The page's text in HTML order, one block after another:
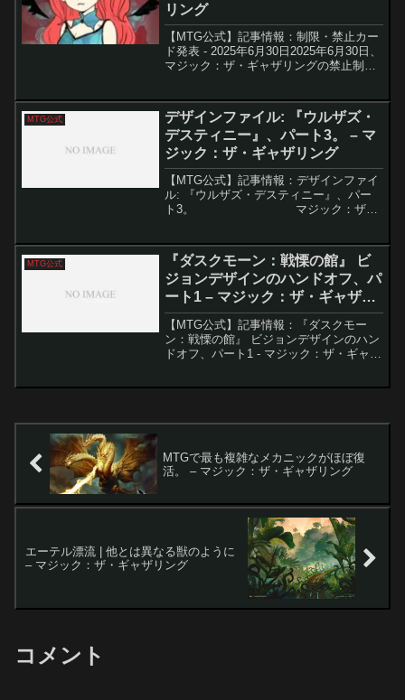
リング
【MTG公式】記事情報：制限・禁止カー
ド発表 - 2025年6月30日2025年6月30日、
マジック：ザ・ギャザリングの禁止制限
により、支配的だったデッキの弱体化と
環...
MTG公式
デザインファイル: 『ウルザズ・
デスティニー』、パート3。 – マ
ジック：ザ・ギャザリング
【MTG公式】記事情報：デザインファイ
ル: 『ウルザズ・デスティニー』、パー
ト3。 マジック：ザ・
の目を見ずに終わ...
MTG公式
『ダスクモーン：戦慄の館』 ビ
ジョンデザインのハンドオフ、パ
ート1 – マジック：ザ・ギャザリ
ング
【MTG公式】記事情報：『ダスクモー
ン：戦慄の館』 ビジョンデザインのハン
ドオフ、パート1 - マジック：ザ・ギャザ
MTGで最も複雑なメカニックがほぼ復
活。 – マジック：ザ・ギャザリング
エーテル漂流 | 他とは異なる獣のように
– マジック：ザ・ギャザリング
コメント